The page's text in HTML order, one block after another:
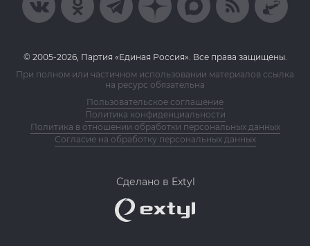
© 2005-2026, Партия «Единая Россия». Все права защищены.
При полном или частичном использовании материалов ссылка
на ресурс обязательна
Пользовательское соглашение
Политика конфиденциальности
Политика в отношении обработки персональных данных
Согласие на обработку персональных данных
Сделано в Extyl